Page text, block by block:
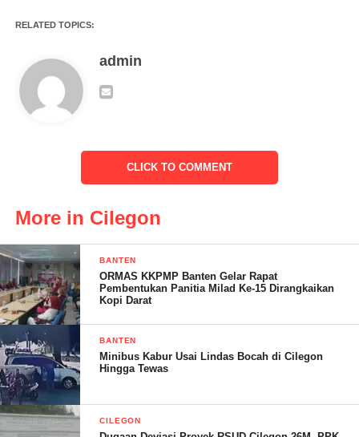
Partai.
“Dan Alhamdulillah acara rapat kita ini dilancarkan, karna ini
adalah program dalam tahunan partai, dimana kita berkomitmen
bersama-sama bergotong-royong untuk memenangkan PDI
Dirungan yang sama Wakil Ketua PDI Perjuangan Provinsi
Banten Hendri Zen turut mengutarakan bahwa kegiatan rakercab
itu adalah salah satu agenda partai kita dari turunan rekernas dan
RELATED TOPICS:
admin
CLICK TO COMMENT
More in Cilegon
BANTEN
ORMAS KKPMP Banten Gelar Rapat
Pembentukan Panitia Milad Ke-15 Dirangkaikan
Kopi Darat
BANTEN
Minibus Kabur Usai Lindas Bocah di Cilegon
Hingga Tewas
CILEGON